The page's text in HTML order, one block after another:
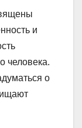
и
человека.
о